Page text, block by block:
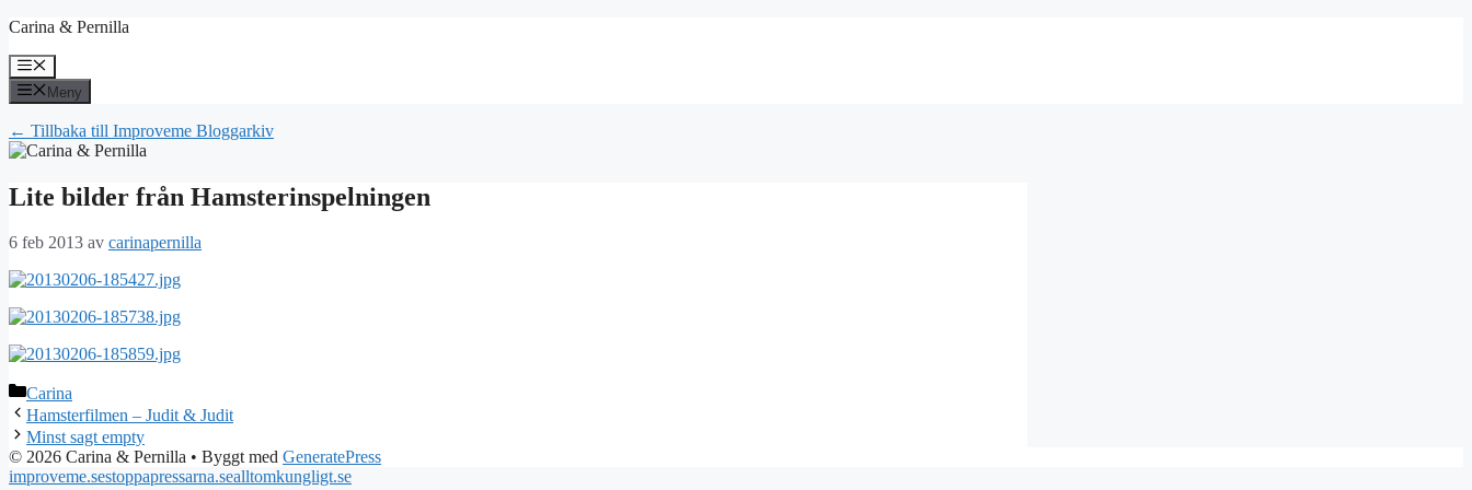
Hoppa
innehåll
Carina & Pernilla
Meny
Meny
← Tillbaka till Improveme Bloggarkiv
Lite bilder från Hamsterinspelningen
6 feb 2013 av carinapernilla
Kategorier
Carina
Hamsterfilmen – Judit & Judit
Minst sagt empty
© 2026 Carina & Pernilla • Byggt med GeneratePress
improveme.sestoppapressarna.sealltomkungligt.se